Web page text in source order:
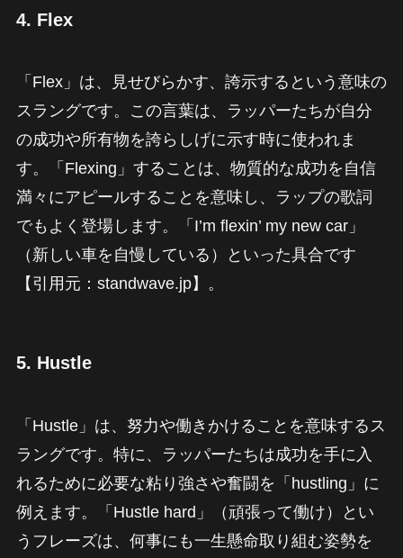
4. Flex
「Flex」は、見せびらかす、誇示するという意味の
スラングです。この言葉は、ラッパーたちが自分
の成功や所有物を誇らしげに示す時に使われま
す。「Flexing」することは、物質的な成功を自信
満々にアピールすることを意味し、ラップの歌詞
でもよく登場します。「I’m flexin’ my new car」
（新しい車を自慢している）といった具合です
【引用元：standwave.jp】。
5. Hustle
「Hustle」は、努力や働きかけることを意味するス
ラングです。特に、ラッパーたちは成功を手に入
れるために必要な粘り強さや奮闘を「hustling」に
例えます。「Hustle hard」（頑張って働け）とい
うフレーズは、何事にも一生懸命取り組む姿勢を